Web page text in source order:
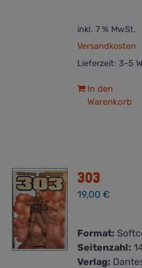
inkl. 7 % MwSt.
Versandkosten
Lieferzeit: 3-5
In den
Warenkorb
303
19,00€
Format:
Seitenzahl:
Verlag: